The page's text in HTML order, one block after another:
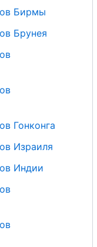
Бирмы
Брунея
Гонконга
Израиля
Индии